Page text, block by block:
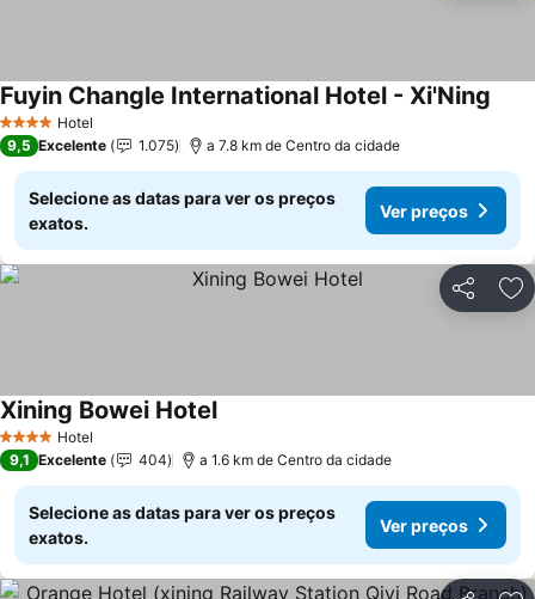
4 EstrelasHotel
Fuyin Changle International Hotel - Xi'Ning
9,5 Excelente 1.075 a 7.8 km de Centro da cidade
Selecione as datas para ver os preços
exatos.
Ver preços
Partilhar
4 EstrelasHotel
Xining Bowei Hotel
9,1 Excelente 404 a 1.6 km de Centro da cidade
Selecione as datas para ver os preços
exatos.
Ver preços